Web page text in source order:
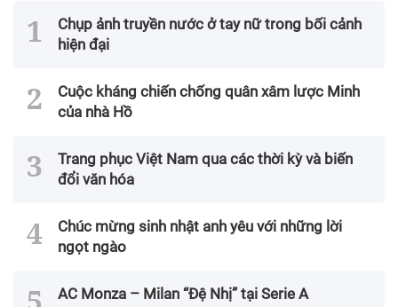
Chụp ảnh truyền nước ở tay nữ trong bối cảnh
hiện đại
Cuộc kháng chiến chống quân xâm lược Minh
của nhà Hồ
Trang phục Việt Nam qua các thời kỳ và biến
đổi văn hóa
Chúc mừng sinh nhật anh yêu với những lời
ngọt ngào
AC Monza – Milan “Đệ Nhị” tại Serie A